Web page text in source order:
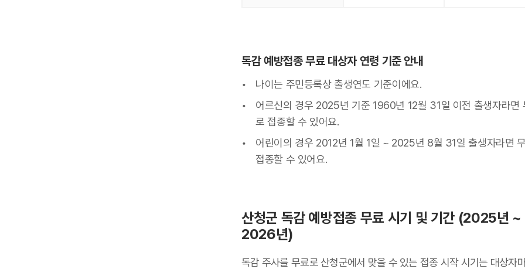
독감 예방접종 무료 대상자 연령 기준 안내
나이는 주민등록상 출생연도 기준이에요.
어르신의 경우 2025년 기준 1960년 12월 31일 이전 출생자라면
로 접종할 수 있어요.
어린이의 경우 2012년 1월 1일 ~ 2025년 8월 31일 출생자라면
접종할 수 있어요.
산청군 독감 예방접종 무료 시기 및 기간 (2025년 ~
2026년)
독감 주사를 무료로 산청군에서 맞을 수 있는 접종 시작 시기는 대상자